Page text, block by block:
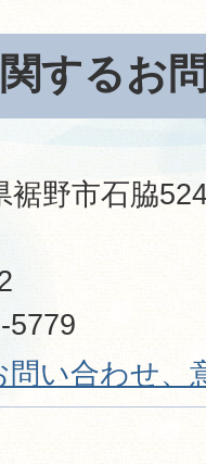
するお
野市石脇
5779
い合わせ、